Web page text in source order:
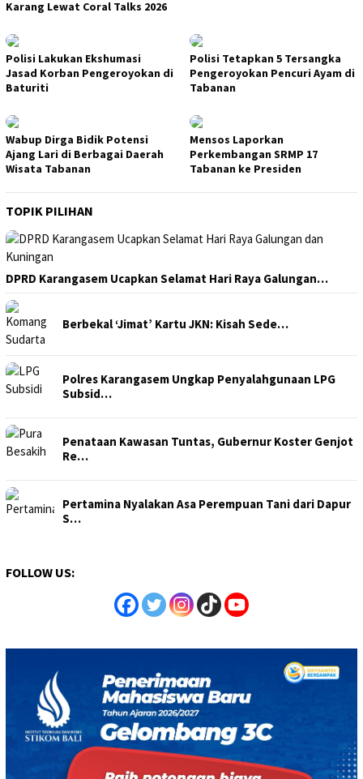
Karang Lewat Coral Talks 2026
Polisi Lakukan Ekshumasi
Jasad Korban Pengeroyokan di
Baturiti
Polisi Tetapkan 5 Tersangka
Pengeroyokan Pencuri Ayam di
Tabanan
Wabup Dirga Bidik Potensi
Ajang Lari di Berbagai Daerah
Wisata Tabanan
Mensos Laporkan
Perkembangan SRMP 17
Tabanan ke Presiden
TOPIK PILIHAN
DPRD Karangasem Ucapkan Selamat Hari Raya Galungan…
Berbekal ‘Jimat’ Kartu JKN: Kisah Sede…
Polres Karangasem Ungkap Penyalahgunaan LPG
Subsid…
Penataan Kawasan Tuntas, Gubernur Koster Genjot
Re…
Pertamina Nyalakan Asa Perempuan Tani dari Dapur
S…
FOLLOW US: